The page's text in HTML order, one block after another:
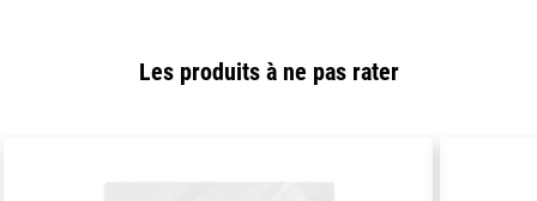
Les produits à ne pas rater